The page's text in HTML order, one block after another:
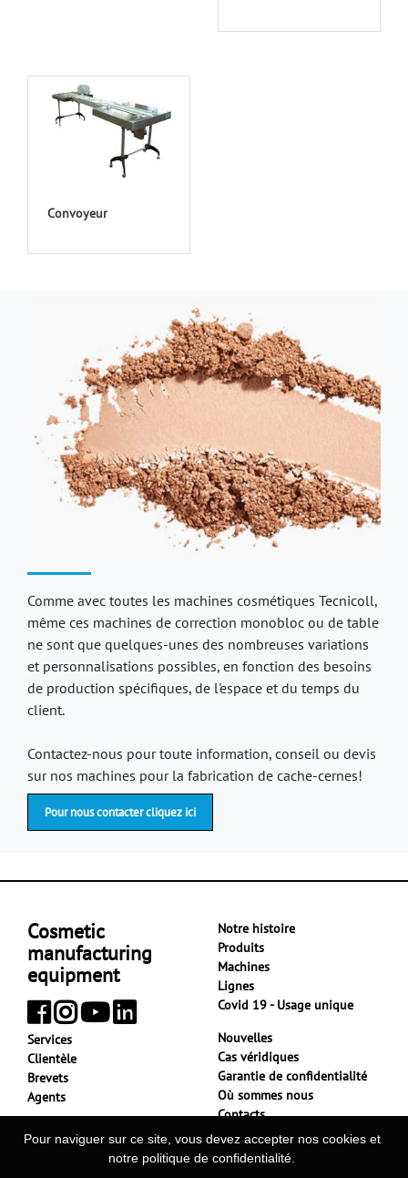
Convoyeur
Comme avec toutes les machines cosmétiques Tecnicoll,
même ces machines de correction monobloc ou de table
ne sont que quelques-unes des nombreuses variations
et personnalisations possibles, en fonction des besoins
de production spécifiques, de l'espace et du temps du
client.
Contactez-nous pour toute information, conseil ou devis
sur nos machines pour la fabrication de cache-cernes!
Pour nous contacter cliquez ici
Cosmetic
manufacturing
equipment
Notre histoire
Produits
Machines
Lignes
Covid 19 - Usage unique
Services
Clientèle
Brevets
Agents
Nouvelles
Cas véridiques
Garantie de confidentialité
Où sommes nous
Contacts
Tecnicoll P.Iva 02711410122 - Rea Va 279777 - Cap. Soc. €
Pour naviguer sur ce site, vous devez accepter nos cookies et
notre politique de confidentialité.